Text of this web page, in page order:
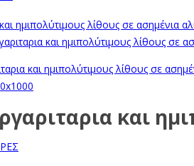
και